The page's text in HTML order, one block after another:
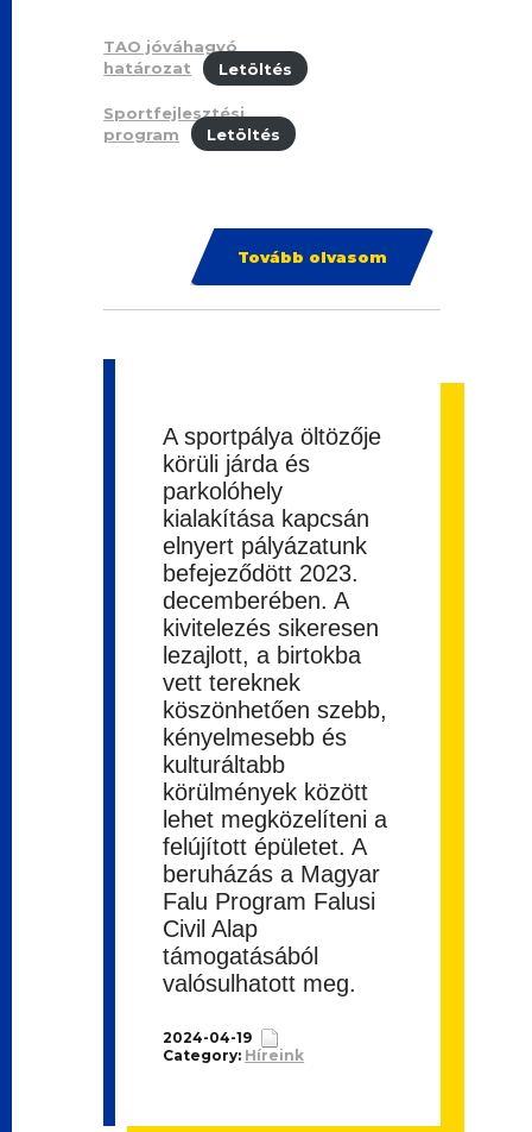
TAO jóváhagyó
határozat
Letöltés
Sportfejlesztési
program
Letöltés
Tovább olvasom
A sportpálya öltözője
körüli járda és
parkolóhely
kialakítása kapcsán
elnyert pályázatunk
befejeződött 2023.
decemberében. A
kivitelezés sikeresen
lezajlott, a birtokba
vett tereknek
köszönhetően szebb,
kényelmesebb és
kulturáltabb
körülmények között
lehet megközelíteni a
felújított épületet. A
beruházás a Magyar
Falu Program Falusi
Civil Alap
támogatásából
valósulhatott meg.
2024-04-19
Category: Híreink